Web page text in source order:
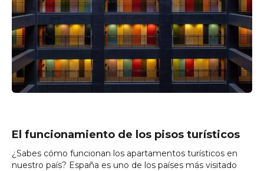
El funcionamiento de los pisos turísticos
¿Sabes cómo funcionan los apartamentos turísticos en
nuestro país? España es uno de los países más visitado